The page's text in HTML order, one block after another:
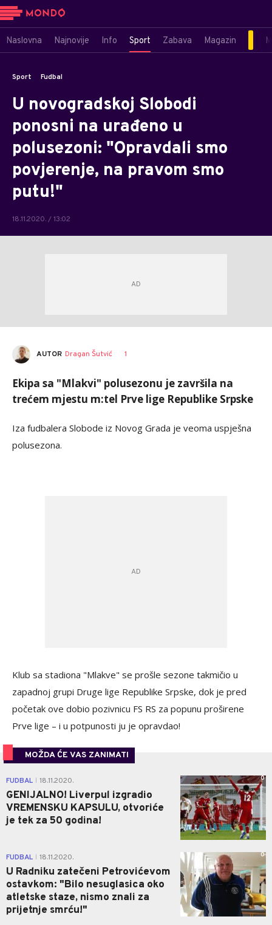
Naslovna Najnovije Info Sport Zabava Magazin
Sport Fudbal
U novogradskoj Slobodi
ponosni na urađeno u
polusezoni: "Opravdali smo
povjerenje, na pravom smo
putu!"
18.11.2020. / 13:02
AUTOR Dragan Šutvić 1
Ekipa sa "Mlakvi" polusezonu je završila na
trećem mjestu m:tel Prve lige Republike Srpske
Iza fudbalera Slobode iz Novog Grada je veoma uspješna
polusezona.
Klub sa stadiona "Mlakve" se prošle sezone takmičio u
zapadnoj grupi Druge lige Republike Srpske, dok je pred
početak ove dobio pozivnicu FS RS za popunu proširene
Prve lige – i u potpunosti ju je opravdao!
MOŽDA ĆE VAS ZANIMATI
FUDBAL 18.11.2020.
GENIJALNO! Liverpul izgradio
VREMENSKU KAPSULU, otvoriće
je tek za 50 godina!
0
FUDBAL 18.11.2020.
U Radniku zatečeni Petrovićevom
ostavkom: "Bilo nesuglasica oko
atletske staze, nismo znali za
prijetnje smrću!"
0